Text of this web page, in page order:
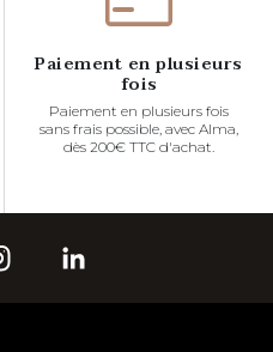
Paiement en plusieurs
fois
Paiement en plusieurs fois
sans frais possible, avec Alma,
dès 200€ TTC d'achat.